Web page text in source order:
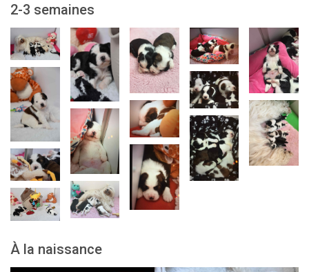
2-3 semaines
À la naissance